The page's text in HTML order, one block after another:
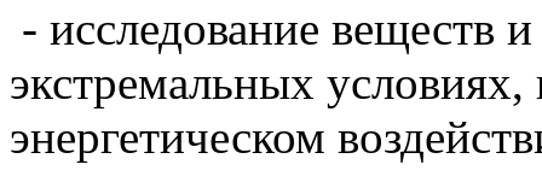
- исследование веществ
экстремальных
энергетическом